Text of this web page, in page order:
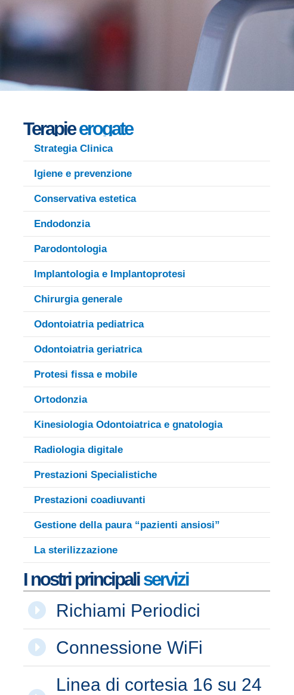
Terapieerogate
Strategia Clinica
Igiene e prevenzione
Conservativa estetica
Endodonzia
Parodontologia
Implantologia e Implantoprotesi
Chirurgia generale
Odontoiatria pediatrica
Odontoiatria geriatrica
Protesi fissa e mobile
Ortodonzia
Kinesiologia Odontoiatrica e gnatologia
Radiologia digitale
Prestazioni Specialistiche
Prestazioni coadiuvanti
Gestione della paura “pazienti ansiosi”
La sterilizzazione
I nostri principaliservizi
Richiami Periodici
Connessione WiFi
Linea di cortesia 16 su 24